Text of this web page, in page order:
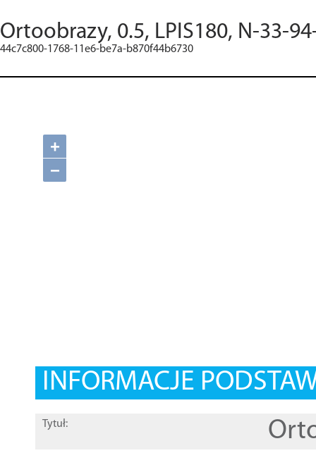
Ortoobrazy, 0.5, LPIS180, N-33-
44c7c800-1768-11e6-be7a-b870f44b6730
+
−
INFORMACJE
Tytuł: